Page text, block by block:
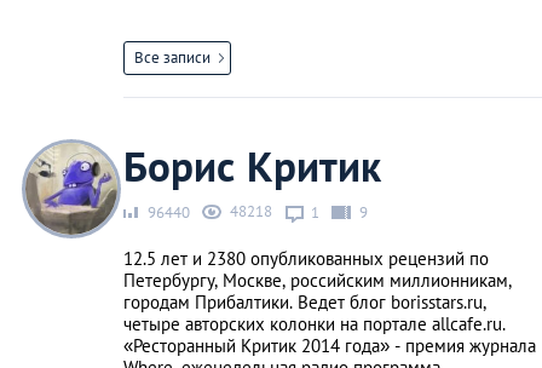
Все записи
Борис Критик
96440 48218 1 9
12.5 лет и 2380 опубликованных рецензий по
Петербургу, Москве, российским миллионникам,
городам Прибалтики. Ведет блог borisstars.ru,
четыре авторских колонки на портале allcafe.ru.
«Ресторанный Критик 2014 года» - премия журнала